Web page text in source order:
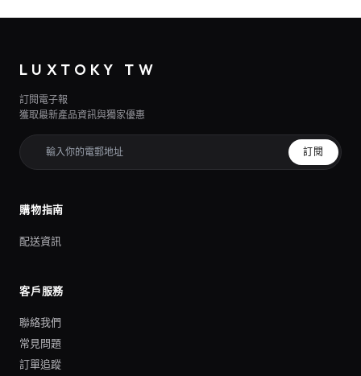
LUXTOKY TW
訂閱電子報
獲取最新產品資訊與獨家優惠
訂閱
購物指南
配送資訊
客戶服務
聯絡我們
常見問題
訂單追蹤